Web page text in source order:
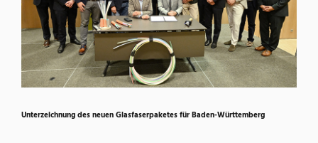
Unterzeichnung des neuen Glasfaserpaketes für Baden-Württemberg